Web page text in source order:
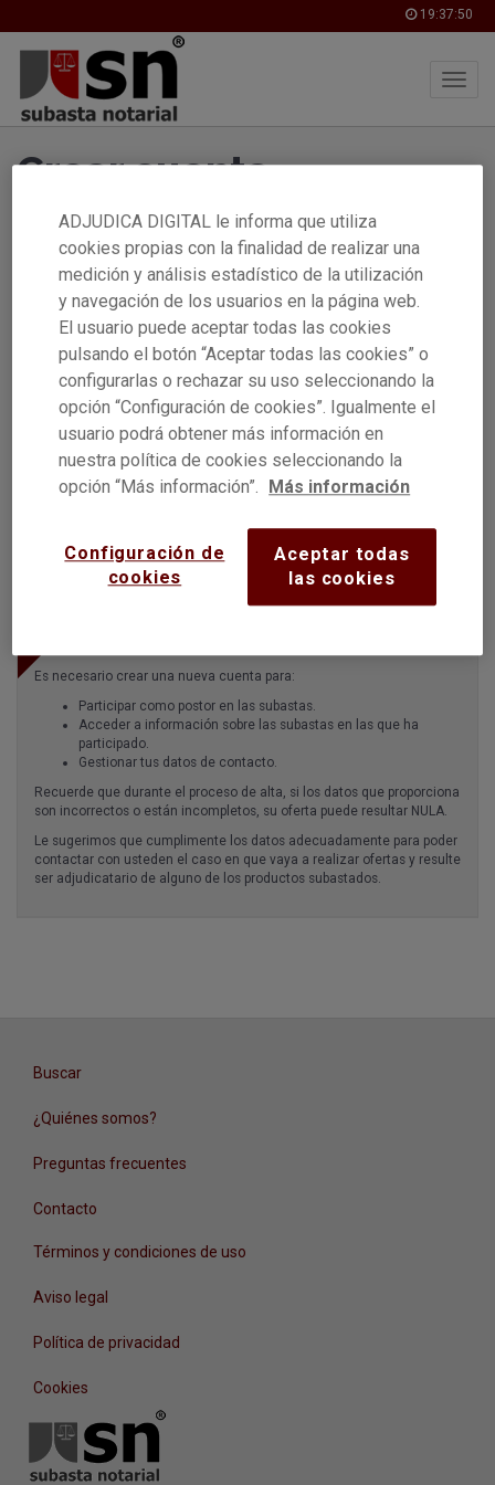
19:37:50
Crear cuenta
Si dispones de certificado electrónico (FNMT, DNIe) puedes
crear tu cuenta fácilmente y de manera inmediata.
Con certificado digital
Si no dispones de certificado electrónico, puedes crear tu
cuenta, y adjuntar tu documentación acreditativa (copia del
DNI, etc..) para que la verifiquemos.
La verificación de la cuenta mediante este método no es
Sin certificado digital
Es necesario crear una nueva cuenta para:
Participar como postor en las subastas.
Acceder a información sobre las subastas en las que ha
participado.
Gestionar tus datos de contacto.
Recuerde que durante el proceso de alta, si los datos que proporciona
son incorrectos o están incompletos, su oferta puede resultar NULA.
Le sugerimos que cumplimente los datos adecuadamente para poder
contactar con usteden el caso en que vaya a realizar ofertas y resulte
ser adjudicatario de alguno de los productos subastados.
Buscar
¿Quiénes somos?
Preguntas frecuentes
Contacto
Términos y condiciones de uso
Aviso legal
Política de privacidad
Cookies
ADJUDICA DIGITAL le informa que utiliza
cookies propias con la finalidad de realizar una
medición y análisis estadístico de la utilización
y navegación de los usuarios en la página web.
El usuario puede aceptar todas las cookies
pulsando el botón “Aceptar todas las cookies” o
configurarlas o rechazar su uso seleccionando la
opción “Configuración de cookies”. Igualmente el
usuario podrá obtener más información en
nuestra política de cookies seleccionando la
opción “Más información”.
Más información
Aceptar todas
las cookies
Configuración de
cookies